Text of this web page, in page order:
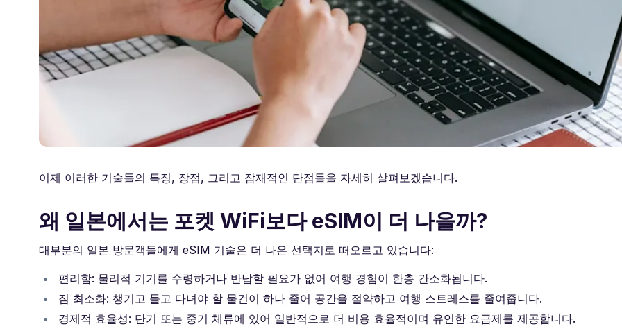
이제 이러한 기술들의 특징, 장점, 그리고 잠재적인 단점들을 자세히 살펴보겠습니다.
왜 일본에서는 포켓 WiFi보다 eSIM이 더 나을까?
대부분의 일본 방문객들에게 eSIM 기술은 더 나은 선택지로 떠오르고 있습니다:
편리함: 물리적 기기를 수령하거나 반납할 필요가 없어 여행 경험이 한층 간소화됩니다.
짐 최소화: 챙기고 들고 다녀야 할 물건이 하나 줄어 공간을 절약하고 여행 스트레스를 줄여줍니다.
경제적 효율성: 단기 또는 중기 체류에 있어 일반적으로 더 비용 효율적이며 유연한 요금제를 제공합니다.